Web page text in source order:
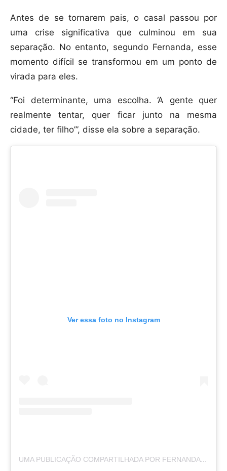
Antes de se tornarem pais, o casal passou por
uma crise significativa que culminou em sua
separação. No entanto, segundo Fernanda, esse
momento difícil se transformou em um ponto de
virada para eles.
“Foi determinante, uma escolha. ‘A gente quer
realmente tentar, quer ficar junto na mesma
cidade, ter filho’”, disse ela sobre a separação.
Ver essa foto no Instagram
UMA PUBLICAÇÃO COMPARTILHADA POR FERNANDA LIMA (@FERNANDALIMA)